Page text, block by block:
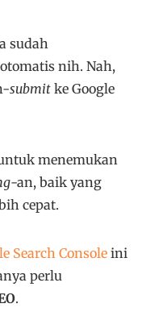
sudah
nih. Nah,
submit ke Google
menemukan
-an, baik yang
cepat.
Search Consoleini
perlu
.